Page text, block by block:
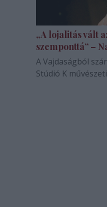
„A lojalitás vált
szemponttá” –
A Vajdaságból
Stúdió K